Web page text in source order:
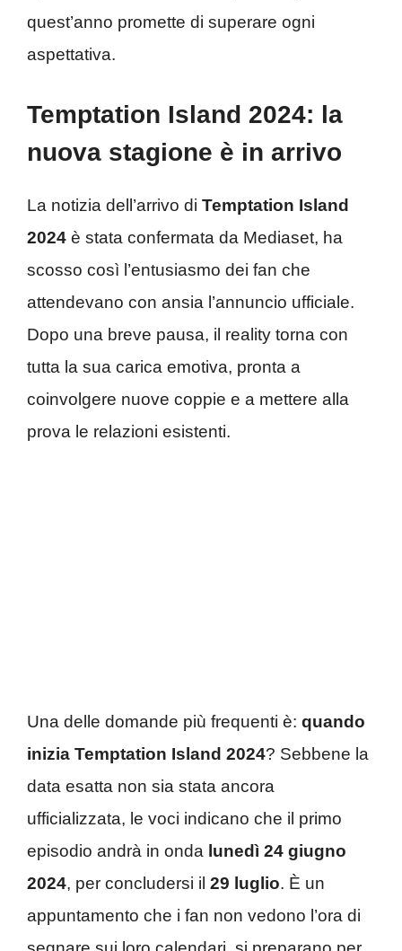
quest’anno promette di superare ogni
aspettativa.
Temptation Island 2024: la
nuova stagione è in arrivo
La notizia dell’arrivo di Temptation Island
2024 è stata confermata da Mediaset, ha
scosso così l’entusiasmo dei fan che
attendevano con ansia l’annuncio ufficiale.
Dopo una breve pausa, il reality torna con
tutta la sua carica emotiva, pronta a
coinvolgere nuove coppie e a mettere alla
prova le relazioni esistenti.
Una delle domande più frequenti è: quando
inizia Temptation Island 2024? Sebbene la
data esatta non sia stata ancora
ufficializzata, le voci indicano che il primo
episodio andrà in onda lunedì 24 giugno
2024, per concludersi il 29 luglio. È un
appuntamento che i fan non vedono l’ora di